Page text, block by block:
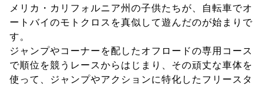
メリカ・カリフォルニア州の子供たちが、自転車でオ
ートバイのモトクロスを真似して遊んだのが始まりで
す。
ジャンプやコーナーを配したオフロードの専用コース
で順位を競うレースからはじまり、その頑丈な車体を
使って、ジャンプやアクションに特化したフリースタ